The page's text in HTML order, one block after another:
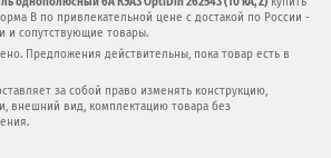
В по привлекательной цене с достакой по России -
и сопутствующие товары.
Предложения действительны, пока товар есть в
за собой право изменять конструкцию,
внешний вид, комплектацию товара без